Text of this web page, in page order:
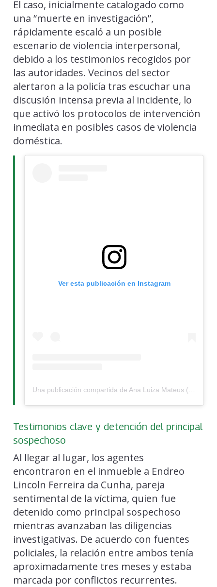
El caso, inicialmente catalogado como
una “muerte en investigación”,
rápidamente escaló a un posible
escenario de violencia interpersonal,
debido a los testimonios recogidos por
las autoridades. Vecinos del sector
alertaron a la policía tras escuchar una
discusión intensa previa al incidente, lo
que activó los protocolos de intervención
inmediata en posibles casos de violencia
doméstica.
Ver esta publicación en Instagram
Testimonios clave y detención del principal
sospechoso
Al llegar al lugar, los agentes
encontraron en el inmueble a Endreo
Lincoln Ferreira da Cunha, pareja
sentimental de la víctima, quien fue
detenido como principal sospechoso
mientras avanzaban las diligencias
investigativas. De acuerdo con fuentes
policiales, la relación entre ambos tenía
aproximadamente tres meses y estaba
marcada por conflictos recurrentes.